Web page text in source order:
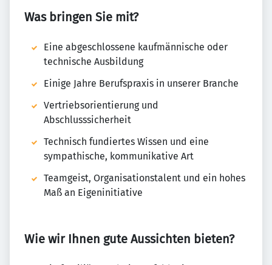
Was bringen Sie mit?
Eine abgeschlossene kaufmännische oder
technische Ausbildung
Einige Jahre Berufspraxis in unserer Branche
Vertriebsorientierung und
Abschlusssicherheit
Technisch fundiertes Wissen und eine
sympathische, kommunikative Art
Teamgeist, Organisationstalent und ein hohes
Maß an Eigeninitiative
Wie wir Ihnen gute Aussichten bieten?